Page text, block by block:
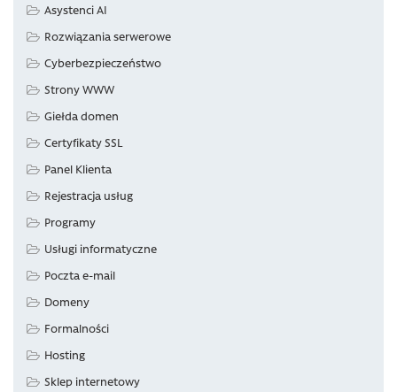
Asystenci AI
Rozwiązania serwerowe
Cyberbezpieczeństwo
Strony WWW
Giełda domen
Certyfikaty SSL
Panel Klienta
Rejestracja usług
Programy
Usługi informatyczne
Poczta e-mail
Domeny
Formalności
Hosting
Sklep internetowy